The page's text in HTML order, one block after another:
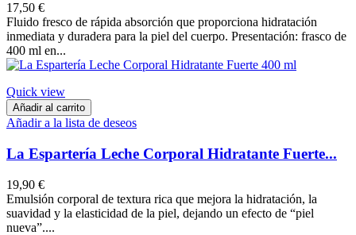
17,50 €
Fluido fresco de rápida absorción que proporciona hidratación
inmediata y duradera para la piel del cuerpo. Presentación: frasco de
400 ml en...
Quick view
Añadir al carrito
Añadir a la lista de deseos
La Espartería Leche Corporal Hidratante Fuerte...
19,90 €
Emulsión corporal de textura rica que mejora la hidratación, la
suavidad y la elasticidad de la piel, dejando un efecto de “piel
nueva”....